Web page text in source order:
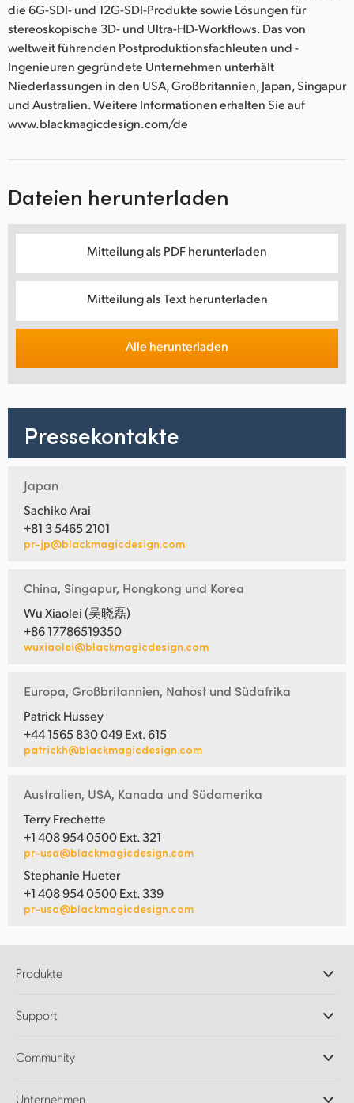
die 6G-SDI- und 12G-SDI-Produkte sowie Lösungen für
stereoskopische 3D- und Ultra-HD-Workflows. Das von
weltweit führenden Postproduktionsfachleuten und -
Ingenieuren gegründete Unternehmen unterhält
Niederlassungen in den USA, Großbritannien, Japan, Singapur
und Australien. Weitere Informationen erhalten Sie auf
www.blackmagicdesign.com/de
Dateien herunterladen
Mitteilung als PDF herunterladen
Mitteilung als Text herunterladen
Alle herunterladen
Pressekontakte
Japan
Sachiko Arai
+81 3 5465 2101
pr-jp@blackmagicdesign.com
China, Singapur, Hongkong und Korea
Wu Xiaolei (吴晓磊)
+86 17786519350
wuxiaolei@blackmagicdesign.com
Europa, Großbritannien, Nahost und Südafrika
Patrick Hussey
+44 1565 830 049 Ext. 615
patrickh@blackmagicdesign.com
Australien, USA, Kanada und Südamerika
Terry Frechette
+1 408 954 0500 Ext. 321
pr-usa@blackmagicdesign.com
Stephanie Hueter
+1 408 954 0500 Ext. 339
pr-usa@blackmagicdesign.com
Produkte
DaVinci Resolve und Fusion Software
Ultimatte
Aufzeichnung und Wiedergabe
Support
Support-Center
Community
Unternehmen